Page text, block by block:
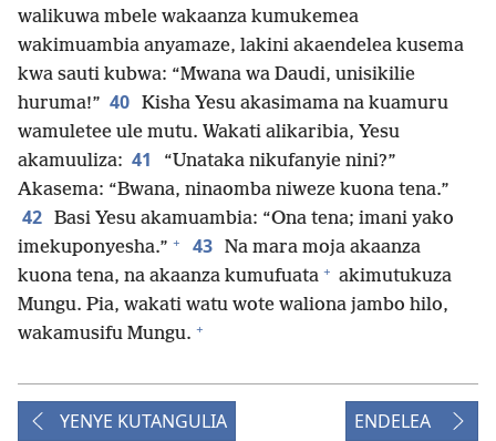
walikuwa mbele wakaanza kumukemea
wakimuambia anyamaze, lakini akaendelea kusema
kwa sauti kubwa: “Mwana wa Daudi, unisikilie
huruma!” 40 Kisha Yesu akasimama na kuamuru
wamuletee ule mutu. Wakati alikaribia, Yesu
akamuuliza: 41
“Unataka nikufanyie nini?”
Akasema: “Bwana, ninaomba niweze kuona tena.”
42 Basi Yesu akamuambia: “Ona tena; imani yako
imekuponyesha.” + 43 Na mara moja akaanza
kuona tena, na akaanza kumufuata + akimutukuza
Mungu. Pia, wakati watu wote waliona jambo hilo,
wakamusifu Mungu. +
YENYE KUTANGULIA ENDELEA